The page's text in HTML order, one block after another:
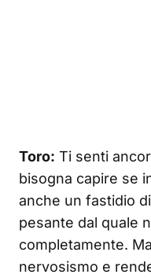
Toro: Ti senti
bisogna capire se
anche un fastidio
pesante dal quale
completamente.
nervosismo e